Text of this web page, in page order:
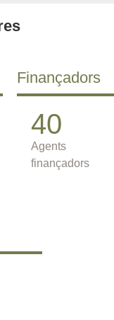
Finançadors
40
Agents
finançadors